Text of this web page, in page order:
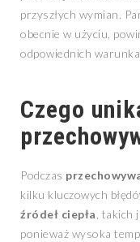
przyszłych wymian.
obecnie w użyciu,
odpowiednich
Czego
Podczas
kilku kluczowych
źródeł ciepła , takich
ponieważ wysoka